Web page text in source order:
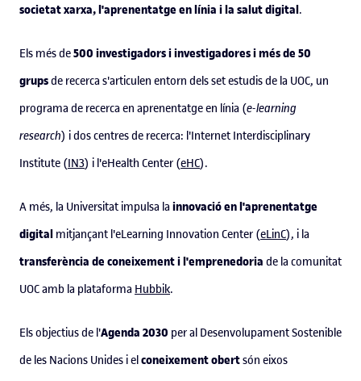
societat xarxa, l'aprenentatge en línia i la salut digital.
Els més de500 investigadors i investigadores i més de 50
grupsde recerca s'articulen entorn dels set estudis de la UOC, un
programa de recerca en aprenentatge en línia (e-learning
research) i dos centres de recerca: l'Internet Interdisciplinary
Institute (IN3) i l'eHealth Center (eHC).
A més, la Universitat impulsa la innovació en l'aprenentatge
digital mitjançant l'eLearning Innovation Center (eLinC), i la
transferència de coneixement i l'emprenedoria de la comunitat
UOC amb la plataforma Hubbik.
Els objectius de l'Agenda 2030 per al Desenvolupament Sostenible
de les Nacions Unides i elconeixement obertsón eixos